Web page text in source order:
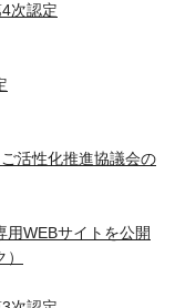
次認定
活性化推進協議会の
WEBサイトを公開